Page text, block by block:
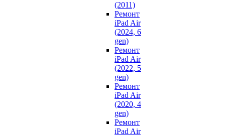
(2011)
Ремонт
iPad Air
(2024, 6
gen)
Ремонт
iPad Air
(2022, 5
gen)
Ремонт
iPad Air
(2020, 4
gen)
Ремонт
iPad Air